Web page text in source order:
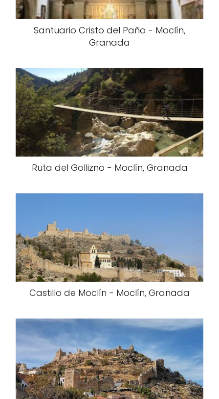
Santuario Cristo del Paño - Moclín,
Granada
Ruta del Gollizno - Moclín, Granada
Castillo de Moclín - Moclín, Granada